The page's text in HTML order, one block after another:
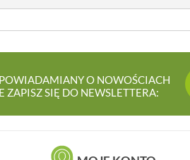
POWIADAMIANY O NOWOŚCIACH
ZAPISZ SIĘ DO NEWSLETTERA: